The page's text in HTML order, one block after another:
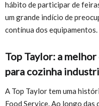
hábito de participar de
um grande indício de
contínua dos equipamentos.
Top Taylor: a
para cozinha
A Top Taylor tem uma
Food Service. Ao longo das